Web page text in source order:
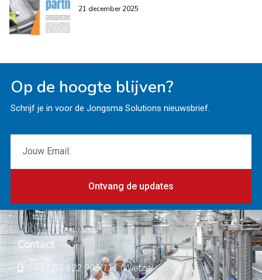
21 december 2025
Op de hoogte blijven?
Schrijf je in voor de Jongsma Solutions nieuwsbrief.
Ontvang de updates
Contact
+31 (0) 622 900 111 (Wietze)